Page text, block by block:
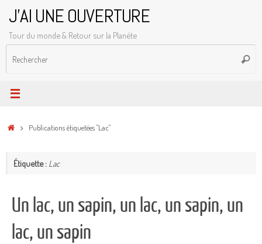
contenu
J'AI UNE OUVERTURE
Tour du monde & Retour sur la Planète
AccueilPublications étiquetées "Lac"
Étiquette : Lac
Un lac, un sapin, un lac, un sapin, un
lac, un sapin